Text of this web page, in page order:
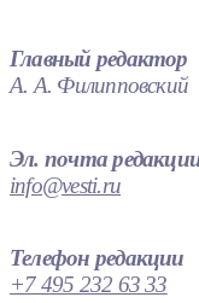
Главный редактор
А. А. Филипповский
Эл. почта
info@vesti.ru
Телефон редакции
+7 495 232 63 33